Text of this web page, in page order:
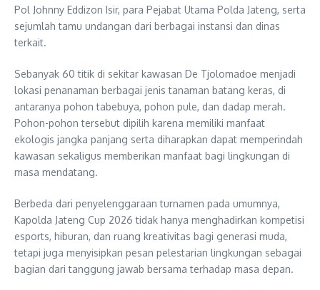
Pol Johnny Eddizon Isir, para Pejabat Utama Polda Jateng, serta
sejumlah tamu undangan dari berbagai instansi dan dinas
terkait.
Sebanyak 60 titik di sekitar kawasan De Tjolomadoe menjadi
lokasi penanaman berbagai jenis tanaman batang keras, di
antaranya pohon tabebuya, pohon pule, dan dadap merah.
Pohon-pohon tersebut dipilih karena memiliki manfaat
ekologis jangka panjang serta diharapkan dapat memperindah
kawasan sekaligus memberikan manfaat bagi lingkungan di
masa mendatang.
Berbeda dari penyelenggaraan turnamen pada umumnya,
Kapolda Jateng Cup 2026 tidak hanya menghadirkan kompetisi
esports, hiburan, dan ruang kreativitas bagi generasi muda,
tetapi juga menyisipkan pesan pelestarian lingkungan sebagai
bagian dari tanggung jawab bersama terhadap masa depan.